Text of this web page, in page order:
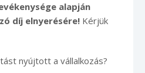
alapján
díj elnyerésére! Kérjük
nyújtott a vállalkozás?